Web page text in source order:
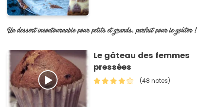
Un dessert incontournable pour petits et grands, parfait pour le goûter !
Le gâteau des femmes
pressées
(48 notes)